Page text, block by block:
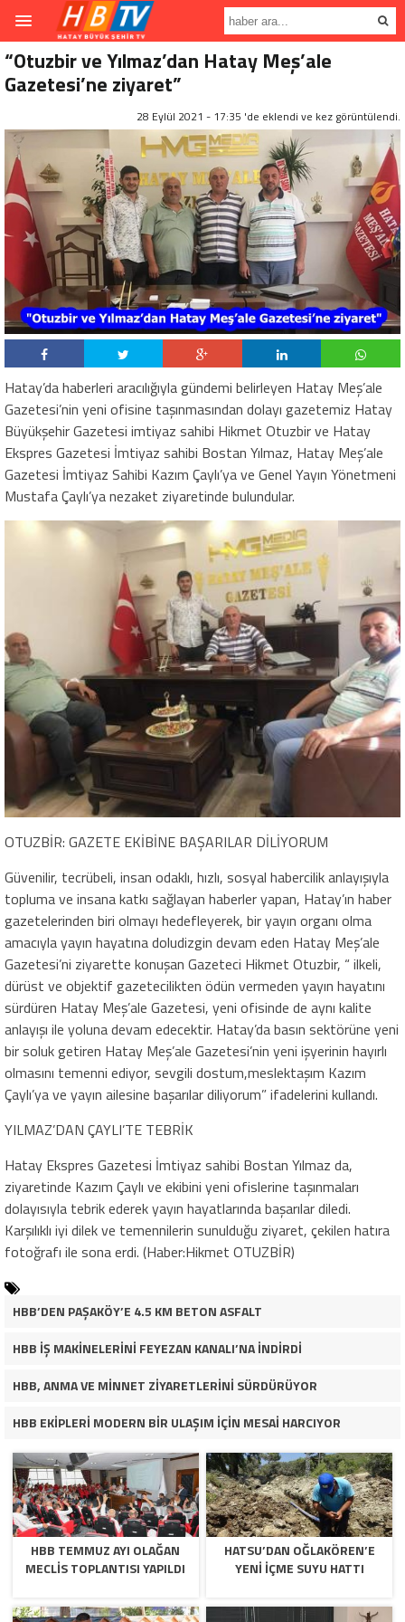
“Otuzbir ve Yılmaz’dan Hatay Meş’ale
Gazetesi’ne ziyaret”
28 Eylül 2021 - 17:35 'de eklendi ve kez görüntülendi.
Hatay’da haberleri aracılığıyla gündemi belirleyen Hatay Meş’ale
Gazetesi’nin yeni ofisine taşınmasından dolayı gazetemiz Hatay
Büyükşehir Gazetesi imtiyaz sahibi Hikmet Otuzbir ve Hatay
Ekspres Gazetesi İmtiyaz sahibi Bostan Yılmaz, Hatay Meş’ale
Gazetesi İmtiyaz Sahibi Kazım Çaylı’ya ve Genel Yayın Yönetmeni
Mustafa Çaylı’ya nezaket ziyaretinde bulundular.
OTUZBİR: GAZETE EKİBİNE BAŞARILAR DİLİYORUM
Güvenilir, tecrübeli, insan odaklı, hızlı, sosyal habercilik anlayışıyla
topluma ve insana katkı sağlayan haberler yapan, Hatay’ın haber
gazetelerinden biri olmayı hedefleyerek, bir yayın organı olma
amacıyla yayın hayatına doludizgin devam eden Hatay Meş’ale
Gazetesi’ni ziyarette konuşan Gazeteci Hikmet Otuzbir, “ ilkeli,
dürüst ve objektif gazetecilikten ödün vermeden yayın hayatını
sürdüren Hatay Meş’ale Gazetesi, yeni ofisinde de aynı kalite
anlayışı ile yoluna devam edecektir. Hatay’da basın sektörüne yeni
bir soluk getiren Hatay Meş’ale Gazetesi’nin yeni işyerinin hayırlı
olmasını temenni ediyor, sevgili dostum,meslektaşım Kazım
Çaylı’ya ve yayın ailesine başarılar diliyorum” ifadelerini kullandı.
YILMAZ’DAN ÇAYLI’TE TEBRİK
Hatay Ekspres Gazetesi İmtiyaz sahibi Bostan Yılmaz da,
ziyaretinde Kazım Çaylı ve ekibini yeni ofislerine taşınmaları
dolayısıyla tebrik ederek yayın hayatlarında başarılar diledi.
Karşılıklı iyi dilek ve temennilerin sunulduğu ziyaret, çekilen hatıra
fotoğrafı ile sona erdi. (Haber:Hikmet OTUZBİR)
HBB’DEN PAŞAKÖY’E 4.5 KM BETON ASFALT
HBB İŞ MAKİNELERİNİ FEYEZAN KANALI’NA İNDİRDİ
HBB, ANMA VE MİNNET ZİYARETLERİNİ SÜRDÜRÜYOR
HBB EKİPLERİ MODERN BİR ULAŞIM İÇİN MESAİ HARCIYOR
HBB TEMMUZ AYI OLAĞAN
MECLİS TOPLANTISI YAPILDI
HATSU’DAN OĞLAKÖREN’E
YENİ İÇME SUYU HATTI